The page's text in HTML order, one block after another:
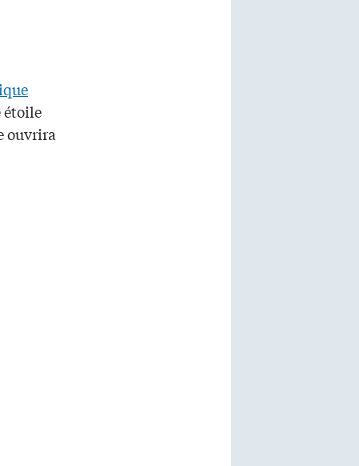
étoile
ouvrira